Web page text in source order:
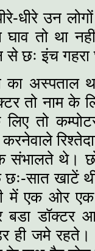
धीरे उन
घाव तो था
छः इंच गहरा
अस्पताल
तो नाम के
लिए तो
थे।
छः-सात खाटें
में एक ओर एक
बडा डॉक्टर
ही जमे